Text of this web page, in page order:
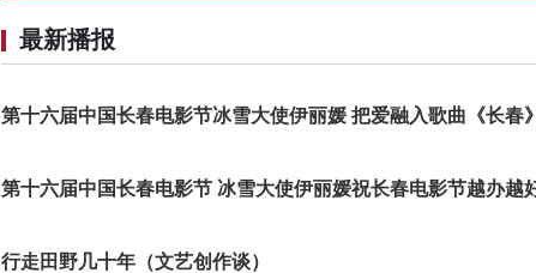
最新播报
第十六届中国长春电影节冰雪大使伊丽媛 把爱融入歌曲《长春
第十六届中国长春电影节 冰雪大使伊丽媛祝长春电影节越办越
行走田野几十年（文艺创作谈）